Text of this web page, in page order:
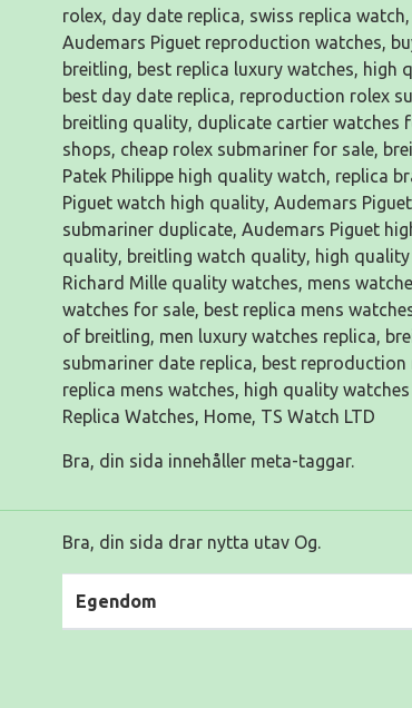
rolex, day date replica, swiss replica
Audemars Piguet reproduction watches,
breitling, best replica luxury watches,
best day date replica, reproduction rolex
breitling quality, duplicate cartier watches
shops, cheap rolex submariner for sale,
Patek Philippe high quality watch, replica
Piguet watch high quality, Audemars
submariner duplicate, Audemars Piguet
quality, breitling watch quality, high
Richard Mille quality watches, mens
watches for sale, best replica mens
of breitling, men luxury watches replica,
submariner date replica, best
replica mens watches, high quality
Replica Watches, Home, TS Watch LTD
Bra, din sida innehåller meta-taggar.
Bra, din sida drar nytta utav Og.
Egendom